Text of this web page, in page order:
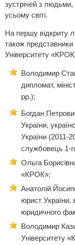
зустрічей з людьми,
усьому світі.
На першу відкриту
також представники
Університету
Володимир
дипломат,
рр.);
Богдан
України,
України (2011-
службовець 1-
Ольга
«КРОК»;
Анатолій
юрист України,
юридичного
Володимир
Університету